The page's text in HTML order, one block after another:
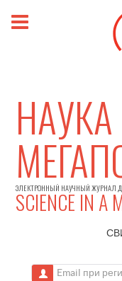
ЭЛЕКТРОННЫЙ НАУЧНЫЙ ЖУРНАЛ
SCIENCE IN A
Email при